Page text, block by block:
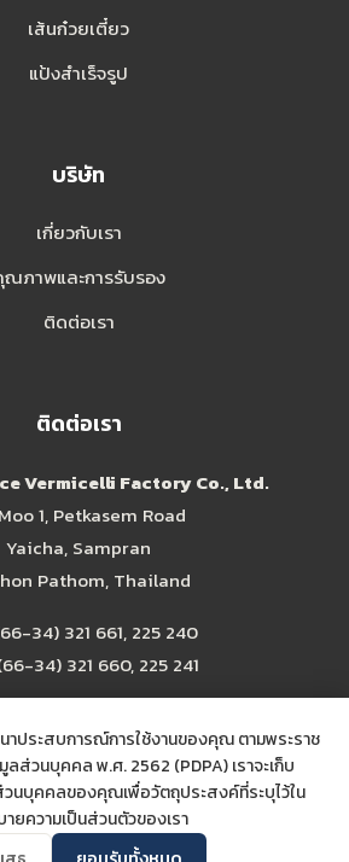
เส้นก๋วยเตี๋ยว
แป้งสำเร็จรูป
บริษัท
เกี่ยวกับเรา
ณภาพและการรับรอง
ติดต่อเรา
ติดต่อเรา
Vermicelli Factory Co., Ltd.
1, Petkasem Road
Yaicha, Sampran
Pathom, Thailand
34) 321 661, 225 240
34) 321 660, 225 241
าประสบการณ์การใช้งานของคุณ ตามพระราช
วนบุคคล พ.ศ. 2562 (PDPA) เราจะเก็บ
นบุคคลของคุณเพื่อวัตถุประสงค์ที่ระบุไว้ใน
ายความเป็นส่วนตัวของเรา